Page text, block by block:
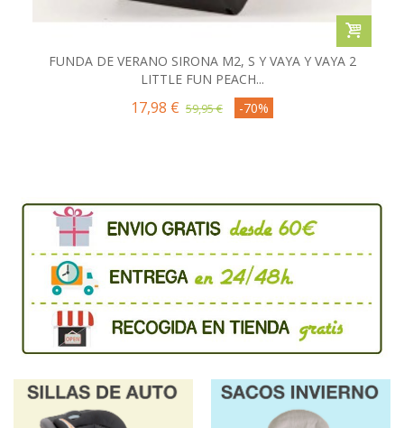
FUNDA DE VERANO SIRONA M2, S Y VAYA Y VAYA 2
LITTLE FUN PEACH...
17,98 € 59,95 € -70%